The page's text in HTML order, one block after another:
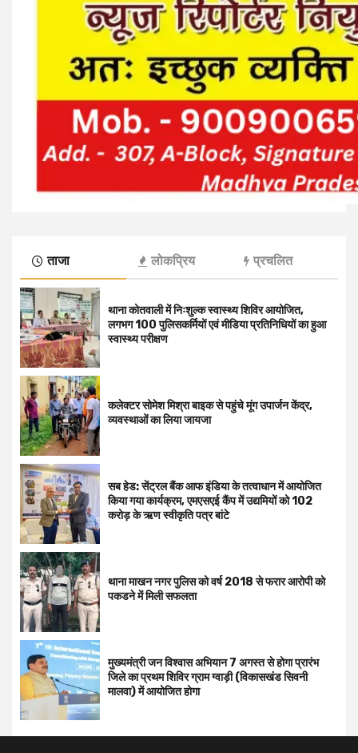
ताजा लोकप्रिय प्रचलित
थाना कोतवाली में निःशुल्क स्वास्थ्य शिविर आयोजित,
लगभग 100 पुलिसकर्मियों एवं मीडिया प्रतिनिधियों का हुआ
स्वास्थ्य परीक्षण
कलेक्टर सोमेश मिश्रा बाइक से पहुंचे मूंग उपार्जन केंद्र,
व्यवस्थाओं का लिया जायजा
सब हेड: सेंट्रल बैंक आफ इंडिया के तत्वाधान में आयोजित
किया गया कार्यक्रम, एमएसएई कैंप में उद्यमियों को 102
करोड़ के ऋण स्वीकृति पत्र बांटे
थाना माखन नगर पुलिस को वर्ष 2018 से फरार आरोपी को
पकडने में मिली सफलता
मुख्यमंत्री जन विश्वास अभियान 7 अगस्त से होगा प्रारंभ
जिले का प्रथम शिविर ग्राम ग्वाड़ी (विकासखंड सिवनी
मालवा) में आयोजित होगा